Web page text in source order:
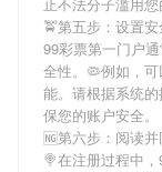
🚖第五步：设置
99彩票第一门户
全性。🦠例如，
能。请根据系统
保您的账户安全。
🆖第六步：阅读
🍭在注册过程中，